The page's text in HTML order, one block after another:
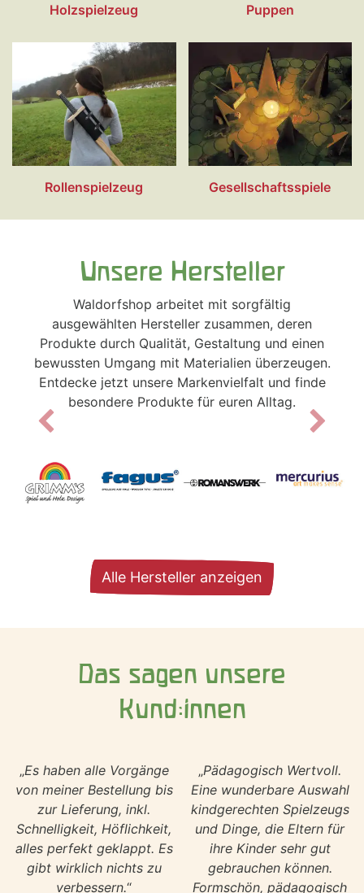
Holzspielzeug Puppen
Rollenspielzeug Gesellschaftsspiele
Unsere Hersteller
Waldorfshop arbeitet mit sorgfältig
ausgewählten Hersteller zusammen, deren
Produkte durch Qualität, Gestaltung und einen
bewussten Umgang mit Materialien überzeugen.
Entdecke jetzt unsere Markenvielfalt und finde
besondere Produkte für euren Alltag.
Previous
Next
Alle Hersteller anzeigen
Das sagen unsere
Kund:innen
„Es haben alle Vorgänge
von meiner Bestellung bis
zur Lieferung, inkl.
Schnelligkeit, Höflichkeit,
alles perfekt geklappt. Es
gibt wirklich nichts zu
verbessern.“
„Pädagogisch Wertvoll.
Eine wunderbare Auswahl
kindgerechten Spielzeugs
und Dinge, die Eltern für
ihre Kinder sehr gut
gebrauchen können.
Formschön, pädagogisch